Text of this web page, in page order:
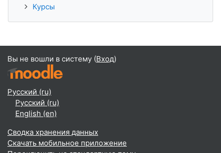
Курсы
Вы не вошли в систему (Вход)
Русский ‎(ru)‎
Русский ‎(ru)‎
English ‎(en)‎
Сводка хранения данных
Скачать мобильное приложение